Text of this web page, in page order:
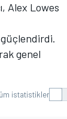
Alex Lowes
genel
istatistikler